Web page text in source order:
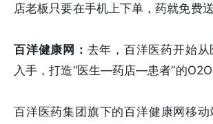
店老板只要在手机上下单，药就免费
百洋健康网： 去年，百洋医药开始从
入手，打造“医生—药店—患者”的O2O
百洋医药集团旗下的百洋健康网移动